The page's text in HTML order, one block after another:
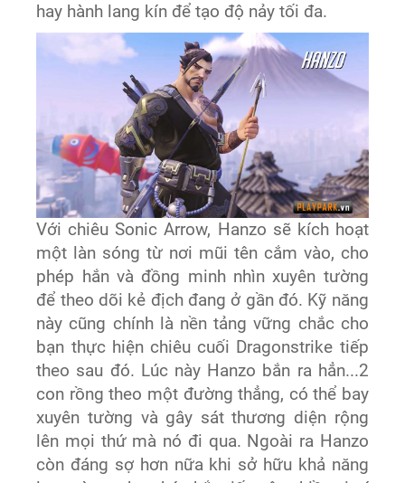
hay hành lang kín để tạo độ nảy tối đa.
Với chiêu Sonic Arrow, Hanzo sẽ kích hoạt
một làn sóng từ nơi mũi tên cắm vào, cho
phép hắn và đồng minh nhìn xuyên tường
để theo dõi kẻ địch đang ở gần đó. Kỹ năng
này cũng chính là nền tảng vững chắc cho
bạn thực hiện chiêu cuối Dragonstrike tiếp
theo sau đó. Lúc này Hanzo bắn ra hẳn...2
con rồng theo một đường thẳng, có thể bay
xuyên tường và gây sát thương diện rộng
lên mọi thứ mà nó đi qua. Ngoài ra Hanzo
còn đáng sợ hơn nữa khi sở hữu khả năng